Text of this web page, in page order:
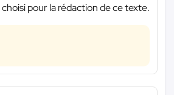
pour la rédaction de ce texte.